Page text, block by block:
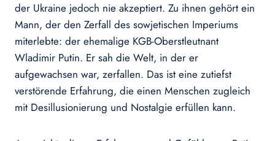
der Ukraine jedoch nie akzeptiert. Zu ihnen gehört ein
Mann, der den Zerfall des sowjetischen Imperiums
miterlebte: der ehemalige KGB-Oberstleutnant
Wladimir Putin. Er sah die Welt, in der er
aufgewachsen war, zerfallen. Das ist eine zutiefst
verstörende Erfahrung, die einen Menschen zugleich
mit Desillusionierung und Nostalgie erfüllen kann.